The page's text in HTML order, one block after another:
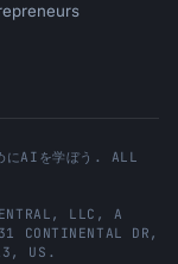
AIを学ぼう. ALL
LLC , A
CONTINENTAL DR,
, US .